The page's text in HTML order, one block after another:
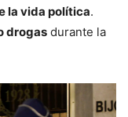
la vida política.
drogas durante la